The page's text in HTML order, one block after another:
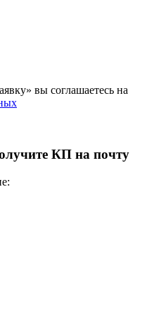
вы соглашаетесь на
КП на почту